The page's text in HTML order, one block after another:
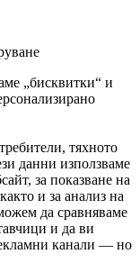
„бисквитки“ и
тяхното
данни използваме
за показване на
и за анализ на
да сравняваме
и да ви
канали — но